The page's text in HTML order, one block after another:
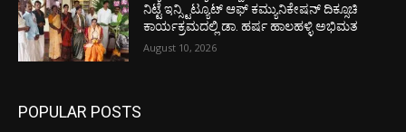
ನಿಟ್ಟೆ ಇನ್ಸ್ಟಿಟ್ಯೂಟ್ ಆಫ್ ಕಮ್ಯುನಿಕೇಷನ್ ದಿಕ್ಸೂಚಿ
ಕಾರ್ಯಕ್ರಮದಲ್ಲಿ ಡಾ. ಹರ್ಷ ಹಾಲಹಳ್ಳಿ ಅಭಿಮತ
August 10, 2026
POPULAR POSTS